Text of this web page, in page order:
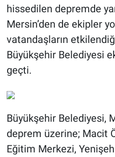
hissedilen depremde
Mersin’den de ekipler
vatandaşların
Büyükşehir Belediyesi
geçti.
Büyükşehir Belediyesi,
deprem üzerine; Macit
Eğitim Merkezi,